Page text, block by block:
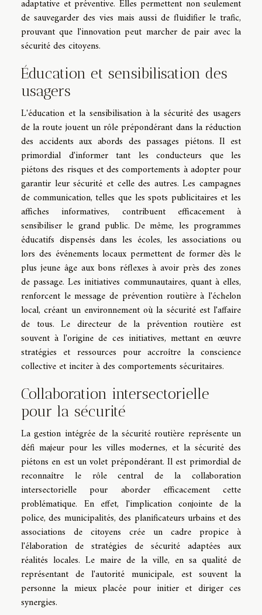
adaptative et préventive. Elles permettent non seulement
de sauvegarder des vies mais aussi de fluidifier le trafic,
prouvant que l'innovation peut marcher de pair avec la
sécurité des citoyens.
Éducation et sensibilisation des
usagers
L'éducation et la sensibilisation à la sécurité des usagers
de la route jouent un rôle prépondérant dans la réduction
des accidents aux abords des passages piétons. Il est
primordial d'informer tant les conducteurs que les
piétons des risques et des comportements à adopter pour
garantir leur sécurité et celle des autres. Les campagnes
de communication, telles que les spots publicitaires et les
affiches informatives, contribuent efficacement à
sensibiliser le grand public. De même, les programmes
éducatifs dispensés dans les écoles, les associations ou
lors des événements locaux permettent de former dès le
plus jeune âge aux bons réflexes à avoir près des zones
de passage. Les initiatives communautaires, quant à elles,
renforcent le message de prévention routière à l'échelon
local, créant un environnement où la sécurité est l'affaire
de tous. Le directeur de la prévention routière est
souvent à l'origine de ces initiatives, mettant en œuvre
stratégies et ressources pour accroître la conscience
collective et inciter à des comportements sécuritaires.
Collaboration intersectorielle
pour la sécurité
La gestion intégrée de la sécurité routière représente un
défi majeur pour les villes modernes, et la sécurité des
piétons en est un volet prépondérant. Il est primordial de
reconnaître le rôle central de la collaboration
intersectorielle pour aborder efficacement cette
problématique. En effet, l'implication conjointe de la
police, des municipalités, des planificateurs urbains et des
associations de citoyens crée un cadre propice à
l'élaboration de stratégies de sécurité adaptées aux
réalités locales. Le maire de la ville, en sa qualité de
représentant de l'autorité municipale, est souvent la
personne la mieux placée pour initier et diriger ces
synergies.